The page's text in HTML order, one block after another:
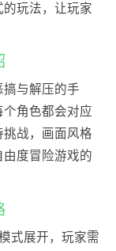
玩法，让玩家
搞与解压的手
角色都会对应
战，画面风格
度冒险游戏的
式展开，玩家需